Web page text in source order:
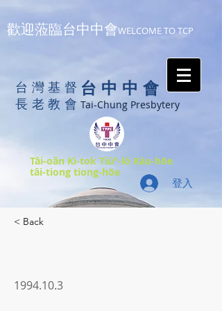
歡迎蒞臨台中中會WELCOME TO TCP
台灣基督
長老教會
台中中會
Tai-Chung Presbytery
Tâi-oân Ki-tok Tiúⁿ-ló Kàu-hōe
tâi-tiong tiong-hōe
登入
< Back
1994.10.3